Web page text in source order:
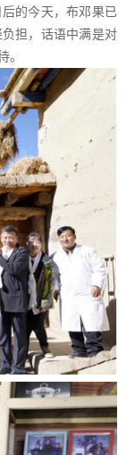
的今天，布邓果已
担，话语中满是对
。